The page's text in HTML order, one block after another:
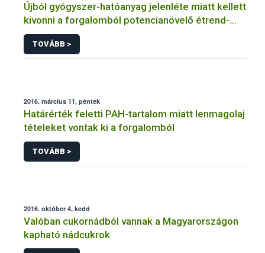
Újból gyógyszer-hatóanyag jelenléte miatt kellett
kivonni a forgalomból potencianövelő étrend-
kiegészítőt
TOVÁBB >
2016. március 11, péntek
Határérték feletti PAH-tartalom miatt lenmagolaj
tételeket vontak ki a forgalomból
TOVÁBB >
2016. október 4, kedd
Valóban cukornádból vannak a Magyarországon
kapható nádcukrok